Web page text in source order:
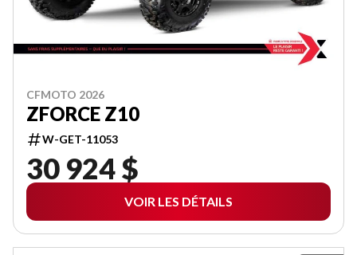
CFMOTO 2026
ZFORCE Z10
W-GET-11053
30 924 $
VOIR LES DÉTAILS